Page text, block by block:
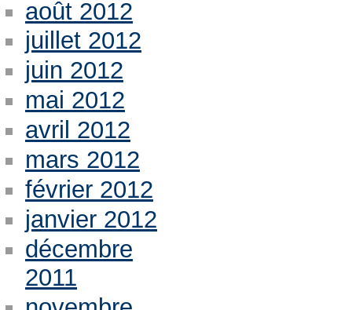
août 2012
juillet 2012
juin 2012
mai 2012
avril 2012
mars 2012
février 2012
janvier 2012
décembre
2011